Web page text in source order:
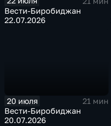
Вести-Биробиджан
22.07.2026
20 июля
21 мин
Вести-Биробиджан
20.07.2026